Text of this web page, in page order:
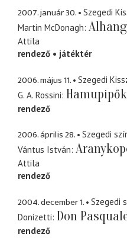
2007. január 30.
Szegedi
Martin McDonagh
Attila
rendező
játéktér
2006. május 11.
Szegedi
G. A. Rossini
rendező
2006. április 28.
Szegedi
Vántus István
Attila
rendező
2004. december 1.
Szegedi
Donizetti Don
rendező